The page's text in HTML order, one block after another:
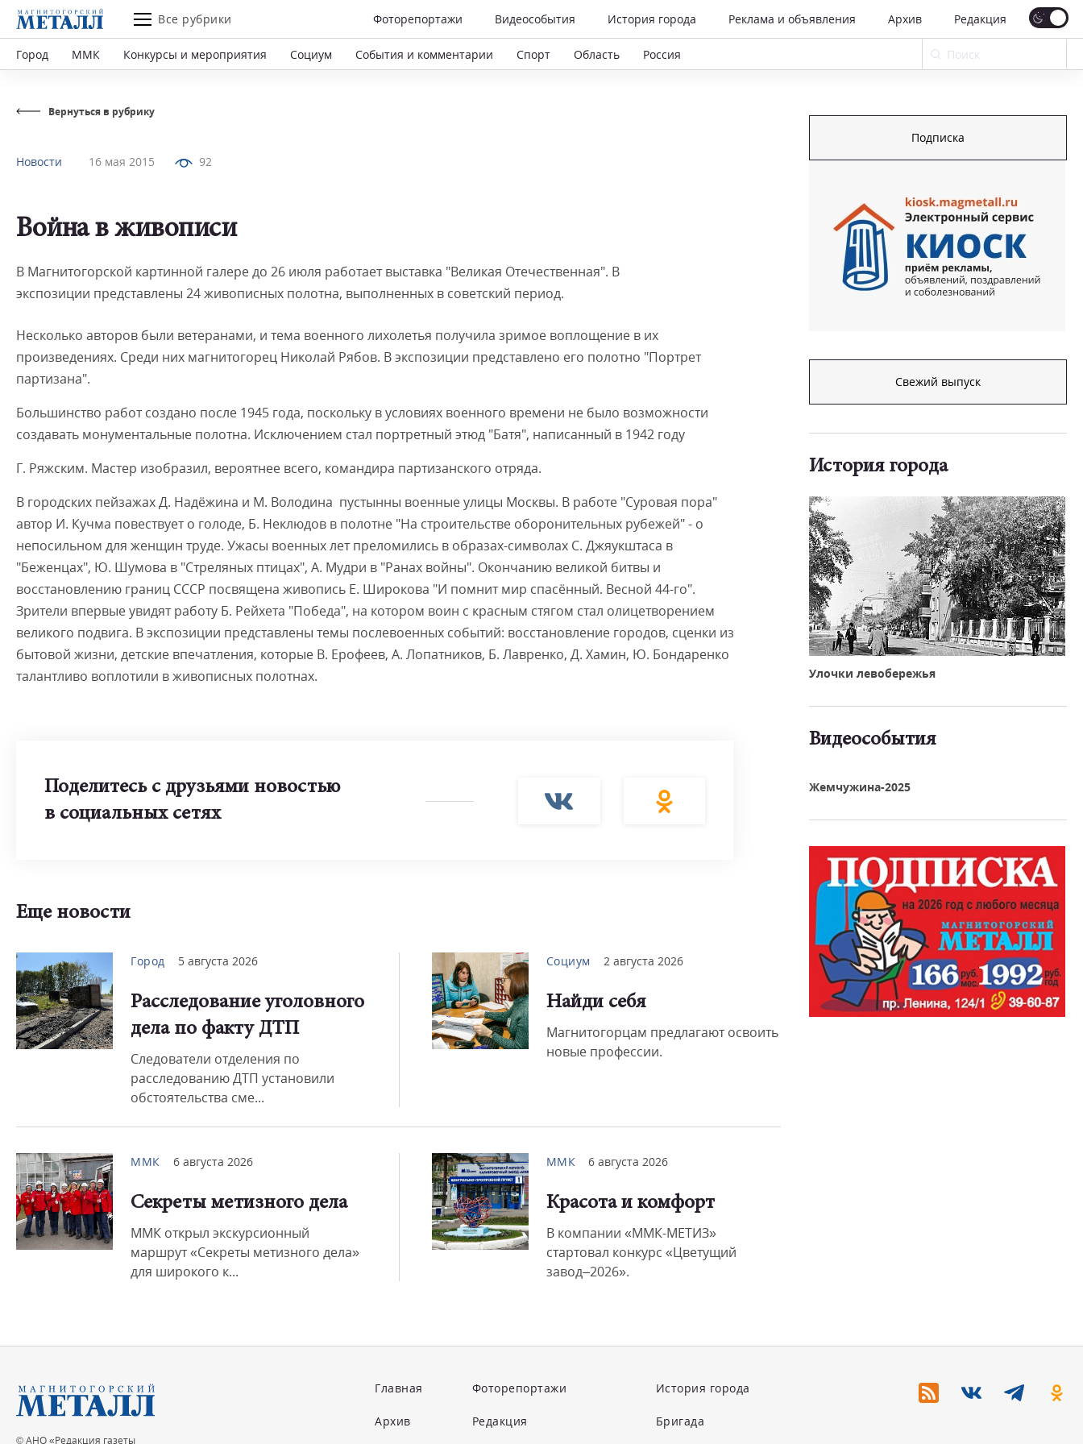
Все рубрики Фоторепортажи Видеособытия История города Реклама и объявления Архив Редакция
Город ММК Конкурсы и мероприятия Социум События и комментарии Спорт Область Россия
Вернуться в рубрику
Новости 16 мая 2015 92
Война в живописи
В Магнитогорской картинной галере до 26 июля работает выставка "Великая Отечественная". В
экспозиции представлены 24 живописных полотна, выполненных в советский период.
Несколько авторов были ветеранами, и тема военного лихолетья получила зримое воплощение в их
произведениях. Среди них магнитогорец Николай Рябов. В экспозиции представлено его полотно "Портрет
партизана".
Большинство работ создано после 1945 года, поскольку в условиях военного времени не было возможности
создавать монументальные полотна. Исключением стал портретный этюд "Батя", написанный в 1942 году
Г. Ряжским. Мастер изобразил, вероятнее всего, командира партизанского отряда.
В городских пейзажах Д. Надёжина и М. Володина пустынны военные улицы Москвы. В работе "Суровая пора"
автор И. Кучма повествует о голоде, Б. Неклюдов в полотне "На строительстве оборонительных рубежей" - о
непосильном для женщин труде. Ужасы военных лет преломились в образах-символах С. Джяукштаса в
"Беженцах", Ю. Шумова в "Стреляных птицах", А. Мудри в "Ранах войны". Окончанию великой битвы и
восстановлению границ СССР посвящена живопись Е. Широкова "И помнит мир спасённый. Весной 44-го".
Зрители впервые увидят работу Б. Рейхета "Победа", на котором воин с красным стягом стал олицетворением
великого подвига. В экспозиции представлены темы послевоенных событий: восстановление городов, сценки из
бытовой жизни, детские впечатления, которые В. Ерофеев, А. Лопатников, Б. Лавренко, Д. Хамин, Ю. Бондаренко
талантливо воплотили в живописных полотнах.
Поделитесь с друзьями новостью
в социальных сетях
Еще новости
Город 5 августа 2026
Расследование уголовного
дела по факту ДТП
Следователи отделения по
расследованию ДТП установили
обстоятельства сме...
Социум 2 августа 2026
Найди себя
Магнитогорцам предлагают освоить
новые профессии.
ММК 6 августа 2026
Секреты метизного дела
ММК открыл экскурсионный
маршрут «Секреты метизного дела»
для широкого к...
ММК 6 августа 2026
Красота и комфорт
В компании «ММК-МЕТИЗ»
стартовал конкурс «Цветущий
завод–2026».
Подписка
Свежий выпуск
История города
Улочки левобережья
Видеособытия
Жемчужина-2025
© АНО «Редакция газеты
Главная
Архив
Фоторепортажи
Редакция
История города
Бригада